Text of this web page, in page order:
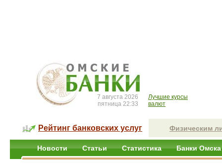
7 августа 2026
пятница 22:33
Лучшие курсы
валют
Рейтинг банковских услуг Физическим
Новости Статьи Статистика Банки Омска